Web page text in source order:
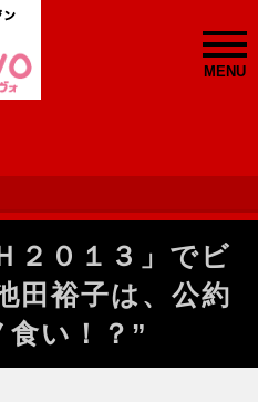
MENU
２０１３」でビ
裕子は、公約
い！？”